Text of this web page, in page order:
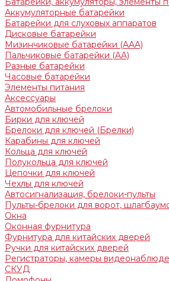
Аккумуляторные батарейки
Батарейки для слуховых аппаратов
Дисковые батарейки
Мизинчиковые батарейки (AAA)
Пальчиковые батарейки (AA)
Разные батарейки
Часовые батарейки
Элементы питания
Аксессуары
Автомобильные брелоки
Бирки для ключей
Брелоки для ключей (Брелки)
Карабины для ключей
Кольца для ключей
Полукольца для ключей
Цепочки для ключей
Чехлы для ключей
Автосигнализация, брелоки-пульты
Пульты-брелоки для ворот,
Окна
Оконная фурнитура
Фурнитура для китайских дверей
Ручки для китайских дверей
Регистраторы, камеры
СКУД